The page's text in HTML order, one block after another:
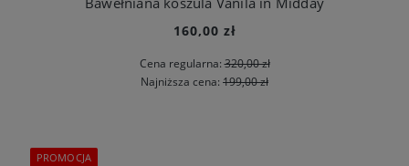
160,00 zł
Cena regularna:320,00 zł
Najniższa cena: 199,00 zł
PROMOCJA